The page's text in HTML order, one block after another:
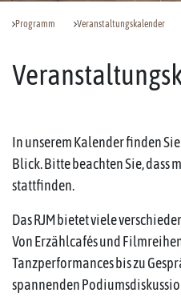
Programm Veranstaltungskalender
In unserem Kalender finden
Blick. Bitte beachten Sie, dass
stattfinden.
Das RJM bietet viele
Von Erzählcafés und
Tanzperformances bis zu
spannenden